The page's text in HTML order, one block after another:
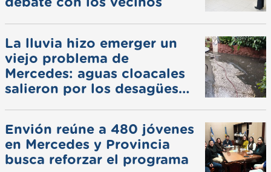
debate con los vecinos
La lluvia hizo emerger un
viejo problema de
Mercedes: aguas cloacales
salieron por los desagües
Envión reúne a 480 jóvenes
en Mercedes y Provincia
busca reforzar el programa